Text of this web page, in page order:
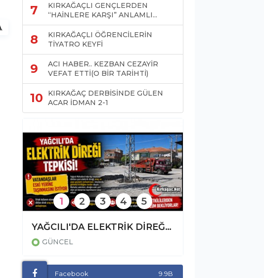
7
KIRKAĞAÇLI GENÇLERDEN
“HAİNLERE KARŞI” ANLAMLI...
8
KIRKAĞAÇLI ÖĞRENCİLERİN
TİYATRO KEYFİ
9
ACI HABER.. KEZBAN CEZAYİR
VEFAT ETTİ(O BİR TARİHTİ)
10
KIRKAĞAÇ DERBİSİNDE GÜLEN
ACAR İDMAN 2-1
YAĞCILI'DA ELEKTRİK DİREĞİ TEPKİSİ
GÜNCEL
1 2 3 4 5
Facebook 9.9B